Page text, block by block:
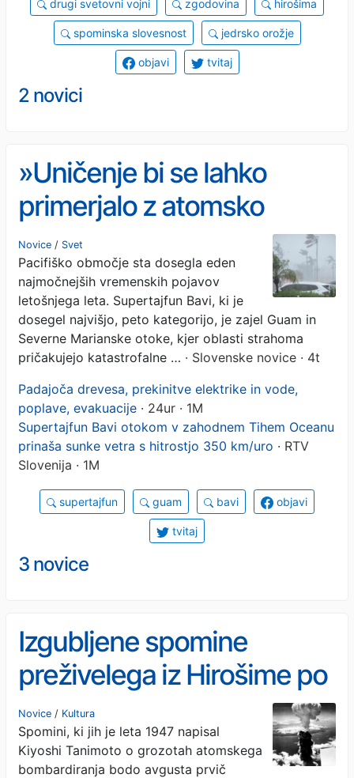
drugi svetovni vojni zgodovina hirošima
spominska slovesnost jedrsko orožje
objavi tvitaj
2 novici
»Uničenje bi se lahko
primerjalo z atomsko
bombo«: prihaja
supertajfun, določeni otoki
pred popolnim uničenjem
(FOTO in VIDEO)
Novice / Svet
Pacifiško območje sta dosegla eden
najmočnejših vremenskih pojavov
letošnjega leta. Supertajfun Bavi, ki je
dosegel najvišjo, peto kategorijo, je zajel Guam in
Severne Marianske otoke, kjer oblasti strahoma
pričakujejo katastrofalne … · Slovenske novice · 4t
Padajoča drevesa, prekinitve elektrike in vode,
poplave, evakuacije · 24ur · 1M
Supertajfun Bavi otokom v zahodnem Tihem Oceanu
prinaša sunke vetra s hitrostjo 350 km/uro · RTV
Slovenija · 1M
supertajfun guam bavi objavi
tvitaj
3 novice
Izgubljene spomine
preživelega iz Hirošime po
desetletjih našli v
ameriškem arhivu
Novice / Kultura
Spomini, ki jih je leta 1947 napisal
Kiyoshi Tanimoto o grozotah atomskega
bombardiranja bodo avgusta prvič